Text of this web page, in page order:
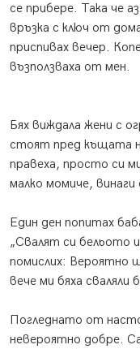
се прибере. Така че
връзка с ключ от
приспивах вечер.
възползваха от мен.
Бях виждала жени с
стоят пред къщата
правеха, просто си
малко момиче,
Един ден попитах
„Свалят си бельото
помислих:
вече ми бяха сваляли
Погледнато от
невероятно добре.